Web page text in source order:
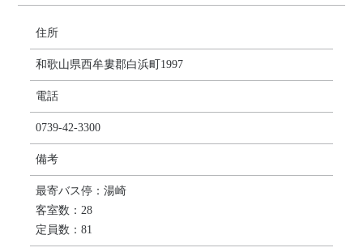
住所
和歌山県西牟婁郡白浜町1997
電話
0739-42-3300
備考
最寄バス停：湯崎
客室数：28
定員数：81